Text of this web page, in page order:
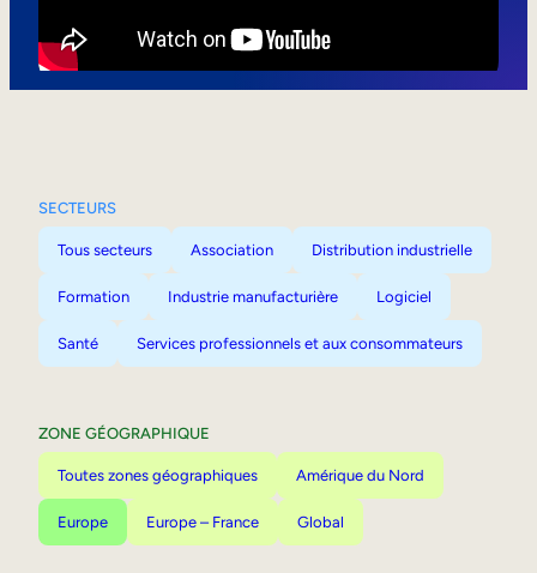
SECTEURS
Tous secteurs Association Distribution industrielle
Formation Industrie manufacturière Logiciel
Santé Services professionnels et aux consommateurs
ZONE GÉOGRAPHIQUE
Toutes zones géographiques Amérique du Nord
Europe Europe – France Global